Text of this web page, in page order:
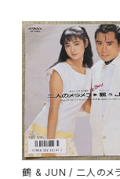
鶴 & JUN / 二人のメ